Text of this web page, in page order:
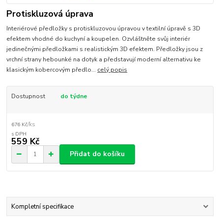
Protiskluzová úprava
Interiérové předložky s protiskluzovou úpravou v textilní úpravě s 3D
efektem vhodné do kuchyní a koupelen. Ozvláštněte svůj interiér
jedinečnými předložkami s realistickým 3D efektem. Předložky jsou z
vrchní strany hebounké na dotyk a představují moderní alternativu ke
klasickým kobercovým předlo... celý popis
Dostupnost do týdne
676 Kč/ks
559 Kč
Přidat do košíku
Kompletní specifikace